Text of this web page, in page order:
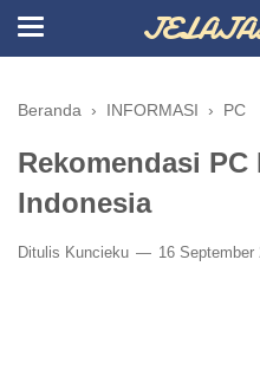
Beranda › INFORMASI › PC
Rekomendasi
Indonesia
Ditulis Kuncieku 16 September